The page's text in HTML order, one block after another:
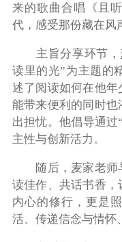
来的歌曲合唱《且
代，感受那份藏在风
主旨分享环节 ，
读里的光”为主题的
述了阅读如何在他
能带来便利的同时
出担忧。他倡导通
主性与创新活力。
随后，麦家老
读佳作、共话书香
内心的修行，更是
活、传递信念与情怀